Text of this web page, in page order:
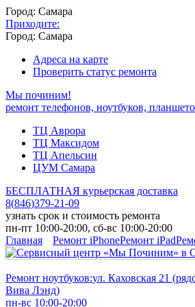
Город: Самара
Приходите:
Город: Самара
Адреса на карте
Проверить статус ремонта
Мы починим!
ремонт телефонов, ноутбуков,
ТЦ Аврора
ТЦ Максидом
ТЦ Апельсин
ЦУМ Самара
БЕСПЛАТНАЯ курьерская доставка
8(846)379-21-09
узнать срок и стоимость ремонта
пн-пт 10:00-20:00, сб-вс 10:00-20:00
Главная
Ремонт iPhoneРемонт iPad
Ремонт ноутбуков:ул. Каховская 21
Вива Лэнд)
пн-вс 10:00-20:00